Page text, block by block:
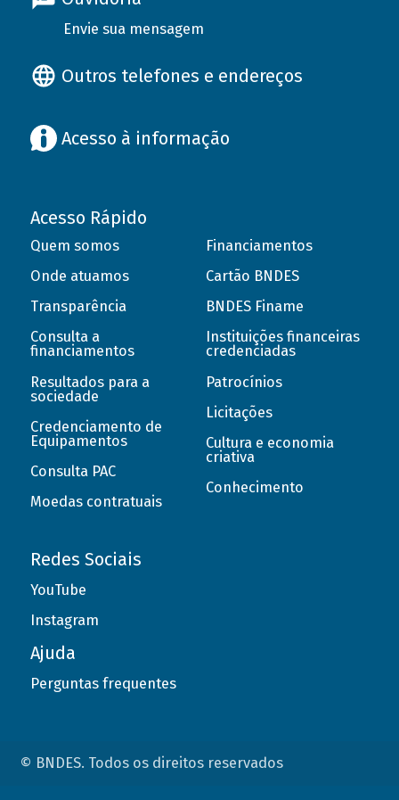
Envie sua mensagem
Outros telefones e endereços
Acesso à informação
Acesso Rápido
Quem somos
Onde atuamos
Transparência
Consulta a
financiamentos
Resultados para a
sociedade
Credenciamento de
Equipamentos
Consulta PAC
Moedas contratuais
Financiamentos
Cartão BNDES
BNDES Finame
Instituições financeiras
credenciadas
Patrocínios
Licitações
Cultura e economia
criativa
Conhecimento
Redes Sociais
YouTube
Instagram
Ajuda
Perguntas frequentes
© BNDES. Todos os direitos reservados